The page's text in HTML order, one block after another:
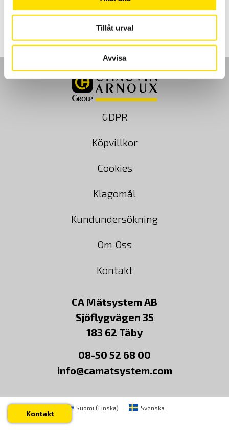
Tillåt urval
Avvisa
2,800.00 kr
till
3,500.00 kr
GDPR
Köpvillkor
Cookies
Klagomål
Kundundersökning
Om Oss
Kontakt
CA Mätsystem AB
Sjöflygvägen 35
183 62 Täby
08-50 52 68 00
info@camatsystem.com
Kontakt
Suomi (Finska) Svenska